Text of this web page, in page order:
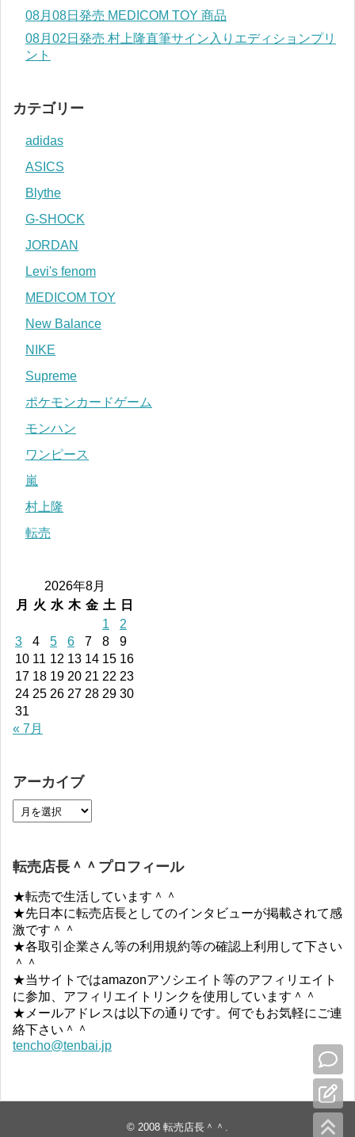
08月08日発売 MEDICOM TOY 商品
08月02日発売 村上隆直筆サイン入りエディションプリ
ント
カテゴリー
adidas
ASICS
Blythe
G-SHOCK
JORDAN
Levi's fenom
MEDICOM TOY
New Balance
NIKE
Supreme
ポケモンカードゲーム
モンハン
ワンピース
嵐
村上隆
転売
2026年8月
月
火 水 木 金 土
日
1
2
3
4 5 6 7 8
9
10 11 12 13 14 15 16
17 18 19 20 21 22 23
24 25 26 27 28 29 30
31
« 7月
アーカイブ
転売店長＾＾プロフィール
★転売で生活しています＾＾
★先日本に転売店長としてのインタビューが掲載されて感
激です＾＾
★各取引企業さん等の利用規約等の確認上利用して下さい
＾＾
★当サイトではamazonアソシエイト等のアフィリエイト
に参加、アフィリエイトリンクを使用しています＾＾
★メールアドレスは以下の通りです。何でもお気軽にご連
絡下さい＾＾
tencho@tenbai.jp
© 2008 転売店長＾＾ .